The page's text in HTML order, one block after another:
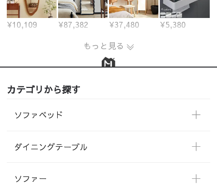
¥10,109 ¥87,382 ¥37,480
¥5,380
もっと見る
カテゴリから探す
ソファベッド
ダイニングテーブル
ソファー